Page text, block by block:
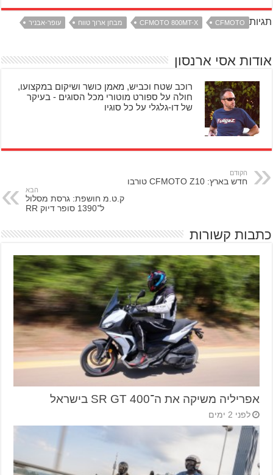
תגיות CFMOTO
CFMOTO 800MT-X מבחן ארוך טווח עופר-אבניר
אודות אסי ארנסון
רוכב שטח וכביש, מאמן כושר ושיקום במקצועו,
חולה על ספורט מוטורי מכל הסוגים - בעיקר
של דו-גלגלי על כל סוגיו
הקודם
חדש בארץ: CFMOTO Z10 טורבו
הבא
ק.ט.מ חושפת: גרסת מסלול
ל־1390 סופר דיוק RR
כתבות קשורות
אפריליה משיקה את ה־SR GT 400 בישראל
לפני 2 ימים